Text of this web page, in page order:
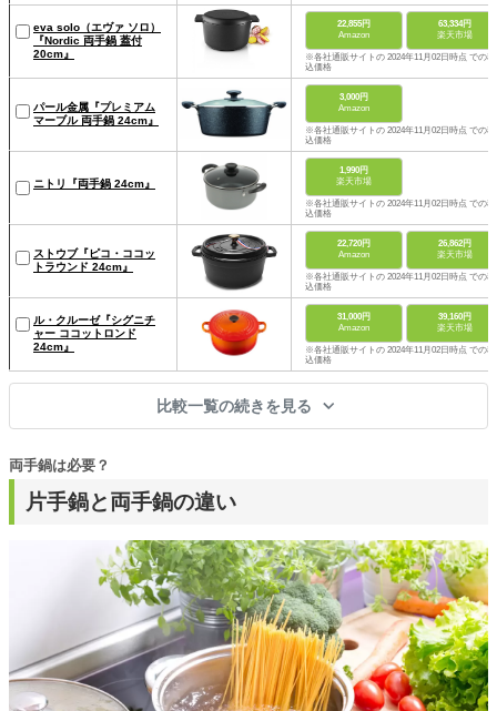
eva solo（エヴァ ソロ）
『Nordic 両手鍋 蓋付
20cm』
22,855円
Amazon
63,334円
楽天市場
※各社通販サイトの 2024年11月02日時点 での税
込価格
パール金属『プレミアム
マーブル 両手鍋 24cm』
3,000円
Amazon
※各社通販サイトの 2024年11月02日時点 での税
込価格
ニトリ『両手鍋 24cm』
1,990円
楽天市場
※各社通販サイトの 2024年11月02日時点 での税
込価格
ストウブ『ピコ・ココッ
トラウンド 24cm』
22,720円
Amazon
26,862円
楽天市場
※各社通販サイトの 2024年11月02日時点 での税
込価格
ル・クルーゼ『シグニチ
ャー ココットロンド
24cm』
31,000円
Amazon
39,160円
楽天市場
※各社通販サイトの 2024年11月02日時点 での税
込価格
比較一覧の続きを見る
片手鍋と両手鍋の違い
両手鍋は必要？